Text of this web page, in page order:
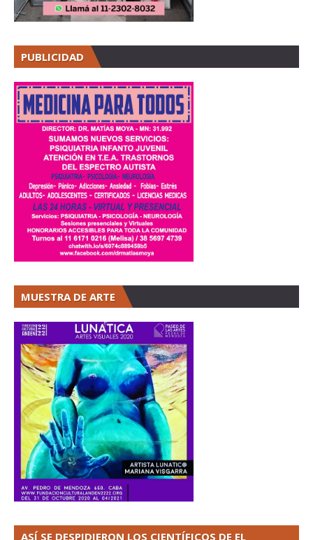
PUBLICIDAD
MUESTRA DE ARTE
ASÍ SE DESPIDIERON LOS CIENTÍFICOS DE EL